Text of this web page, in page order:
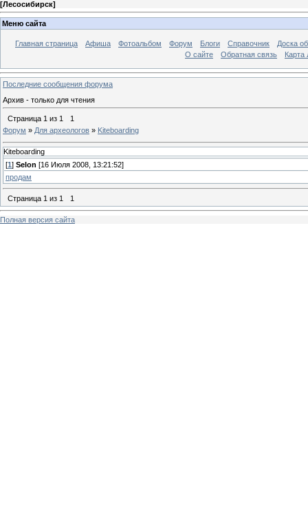
[Лесосибирск]
Меню сайта
Главная страница Афиша Фотоальбом Форум Блоги Справочник
Доска
О сайте
Обратная связь Карта
Последние сообщения форума
Архив - только для чтения
Страница 1 из 1
1
Форум » Для археологов » Kiteboarding
Kiteboarding
[1 ] Selon [16 Июля 2008, 13:21:52]
продам
Страница 1 из 1 1
Полная версия сайта